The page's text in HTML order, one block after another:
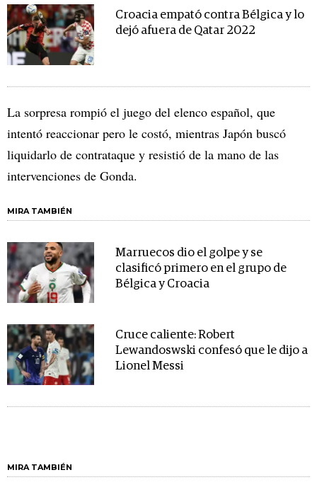
Croacia empató contra Bélgica y lo
dejó afuera de Qatar 2022
La sorpresa rompió el juego del elenco español, que
intentó reaccionar pero le costó, mientras Japón buscó
liquidarlo de contrataque y resistió de la mano de las
intervenciones de Gonda.
MIRA TAMBIÉN
Marruecos dio el golpe y se
clasificó primero en el grupo de
Bélgica y Croacia
Cruce caliente: Robert
Lewandoswski confesó que le dijo a
Lionel Messi
MIRA TAMBIÉN